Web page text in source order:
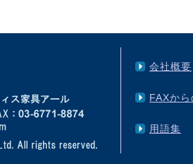
会社概要
FAXか
用語集